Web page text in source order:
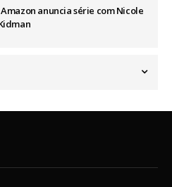
anuncia série com Nicole